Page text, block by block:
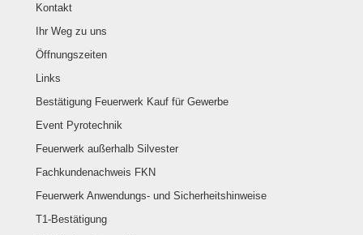
Kontakt
Ihr Weg zu uns
Öffnungszeiten
Links
Bestätigung Feuerwerk Kauf für Gewerbe
Event Pyrotechnik
Feuerwerk außerhalb Silvester
Fachkundenachweis FKN
Feuerwerk Anwendungs- und Sicherheitshinweise
T1-Bestätigung